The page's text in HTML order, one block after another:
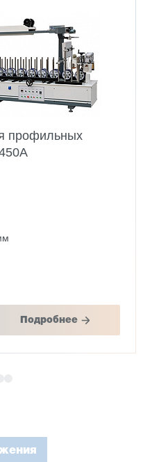
профильных
Подробнее